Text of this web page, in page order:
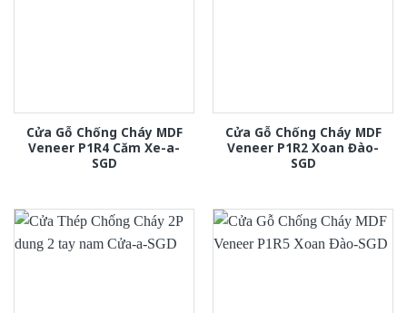
Cửa Gỗ Chống Cháy MDF
Veneer P1R4 Căm Xe-a-
SGD
Cửa Gỗ Chống Cháy MDF
Veneer P1R2 Xoan Đào-
SGD